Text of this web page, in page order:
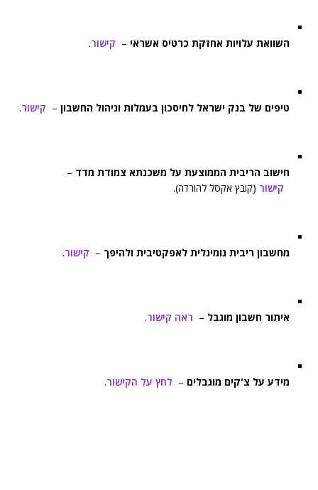
השוואת עלויות אחזקת כרטיס אשראי – קישור.
טיפים של בנק ישראל לחיסכון בעמלות וניהול החשבון – קישור.
חישוב הריבית הממוצעת על משכנתא צמודת מדד –
קישור (קובץ אקסל להורדה).
מחשבון ריבית נומינלית לאפקטיבית ולהיפך – קישור.
איתור חשבון מוגבל – ראה קישור.
מידע על צ'קים מוגבלים – לחץ על הקישור.